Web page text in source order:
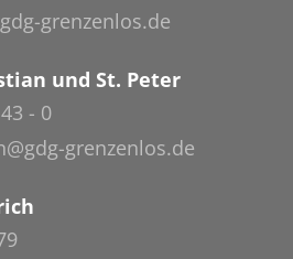
grenzenlos.de
und St. Peter
- 0
grenzenlos.de